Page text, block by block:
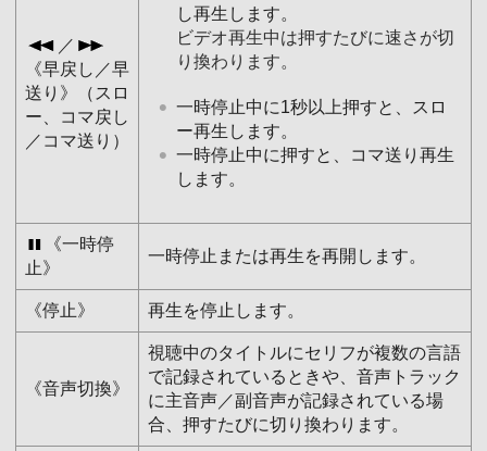
／
《早戻し／早
送り》（スロ
ー、コマ戻し
／コマ送り）
し再生します。
ビデオ再生中は押すたびに速さが切
り換わります。
一時停止中に1秒以上押すと、スロ
ー再生します。
一時停止中に押すと、コマ送り再生
します。
《一時停
止》
一時停止または再生を再開します。
《停止》 再生を停止します。
《音声切換》
視聴中のタイトルにセリフが複数の言語
で記録されているときや、音声トラック
に主音声／副音声が記録されている場
合、押すたびに切り換わります。